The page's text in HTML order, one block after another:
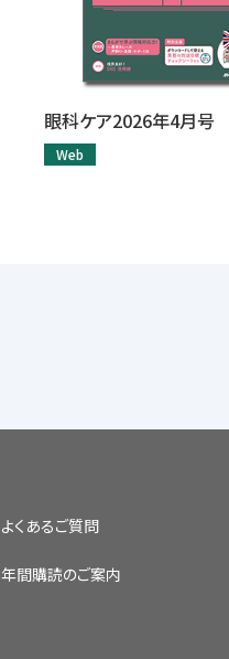
眼科ケア2026年4月号
Web
よくあるご質問
年間購読のご案内